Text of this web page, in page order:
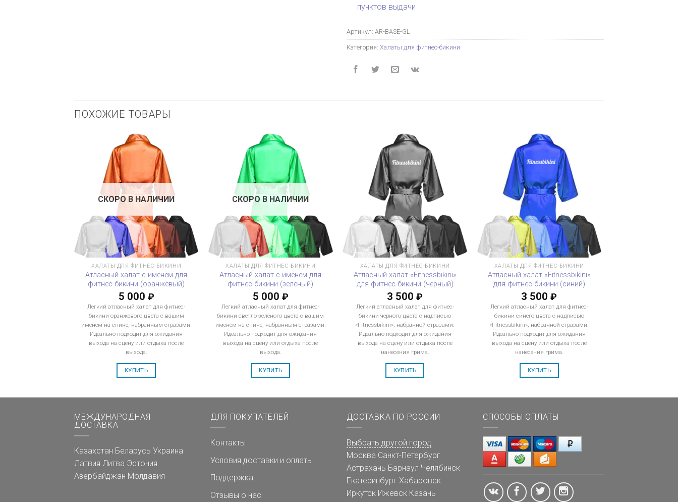
пунктов выдачи
Артикул: AR-BASE-GL
Категория: Халаты для фитнес-бикини
ПОХОЖИЕ ТОВАРЫ
СКОРО В НАЛИЧИИ
ХАЛАТЫ ДЛЯ ФИТНЕС-БИКИНИ
Атласный халат с именем для
фитнес-бикини (оранжевый)
5 000 ₽
Легкий атласный халат для фитнес-
бикини оранжевого цвета с вашим
именем на спине, набранным стразами.
Идеально подходит для ожидания
выхода на сцену или отдыха после
выхода.
КУПИТЬ
СКОРО В НАЛИЧИИ
ХАЛАТЫ ДЛЯ ФИТНЕС-БИКИНИ
Атласный халат с именем для
фитнес-бикини (зеленый)
5 000 ₽
Легкий атласный халат для фитнес-
бикини светло-зеленого цвета с вашим
именем на спине, набранным стразами.
Идеально подходит для ожидания
выхода на сцену или отдыха после
выхода.
КУПИТЬ
ХАЛАТЫ ДЛЯ ФИТНЕС-БИКИНИ
Атласный халат «Fitnessbikini»
для фитнес-бикини (черный)
3 500₽
Легкий атласный халат для фитнес-
бикини черного цвета с надписью
«Fitnessbikini», набранной стразами.
Идеально подходит для ожидания
выхода на сцену или отдыха после
нанесения грима.
КУПИТЬ
ХАЛАТЫ ДЛЯ ФИТНЕС-БИКИНИ
Атласный халат «Fitnessbikini»
для фитнес-бикини (синий)
3 500₽
Легкий атласный халат для фитнес-
бикини синего цвета с надписью
«Fitnessbikini», набранной стразами.
Идеально подходит для ожидания
выхода на сцену или отдыха после
нанесения грима.
КУПИТЬ
МЕЖДУНАРОДНАЯ
ДОСТАВКА
Казахстан Беларусь Украина
Латвия Литва Эстония
Азербайджан Молдавия
ДЛЯ ПОКУПАТЕЛЕЙ
Контакты
Условия доставки и оплаты
Поддержка
Отзывы о нас
ДОСТАВКА ПО РОССИИ
Выбрать другой город
Москва Санкт-Петербург
Астрахань Барнаул Челябинск
Екатеринбург Хабаровск
Иркутск Ижевск Казань
СПОСОБЫ ОПЛАТЫ